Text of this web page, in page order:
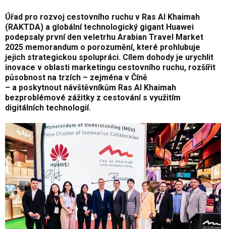
Úřad pro rozvoj cestovního ruchu v Ras Al Khaimah
(RAKTDA) a globální technologický gigant Huawei
podepsaly první den veletrhu Arabian Travel Market
2025 memorandum o porozumění, které prohlubuje
jejich strategickou spolupráci. Cílem dohody je urychlit
inovace v oblasti marketingu cestovního ruchu, rozšířit
působnost na trzích – zejména v Číně
– a poskytnout návštěvníkům Ras Al Khaimah
bezproblémové zážitky z cestování s využitím
digitálních technologií.